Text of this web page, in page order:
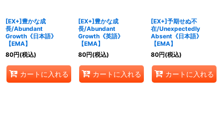
[EX+]豊かな成
長/Abundant
Growth《日本語》
【EMA】
80円(税込)
カートに入れる
[EX+]豊かな成
長/Abundant
Growth《英語》
【EMA】
80円(税込)
カートに入れる
[EX+]予期せぬ不
在/Unexpectedly
Absent《日本語》
【EMA】
80円(税込)
カートに入れる